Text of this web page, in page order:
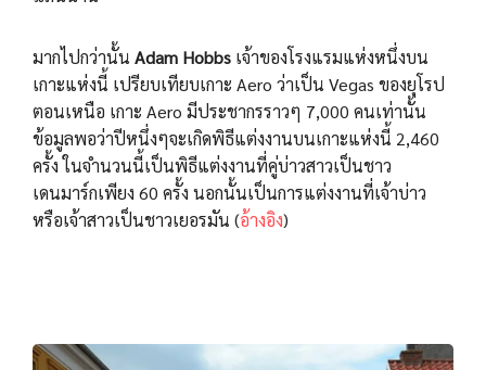
มากไปกว่านั้น Adam Hobbs เจ้าของโรงแรมแห่งหนึ่งบน
เกาะแห่งนี้ เปรียบเทียบเกาะ Aero ว่าเป็น Vegas ของยุโรป
ตอนเหนือ เกาะ Aero มีประชากรราวๆ 7,000 คนเท่านั้น
ข้อมูลพอว่าปีหนึ่งๆจะเกิดพิธีแต่งงานบนเกาะแห่งนี้ 2,460
ครั้ง ในจำนวนนี้เป็นพิธีแต่งงานที่คู่บ่าวสาวเป็นชาว
เดนมาร์กเพียง 60 ครั้ง นอกนั้นเป็นการแต่งงานที่เจ้าบ่าว
หรือเจ้าสาวเป็นชาวเยอรมัน (อ้างอิง)